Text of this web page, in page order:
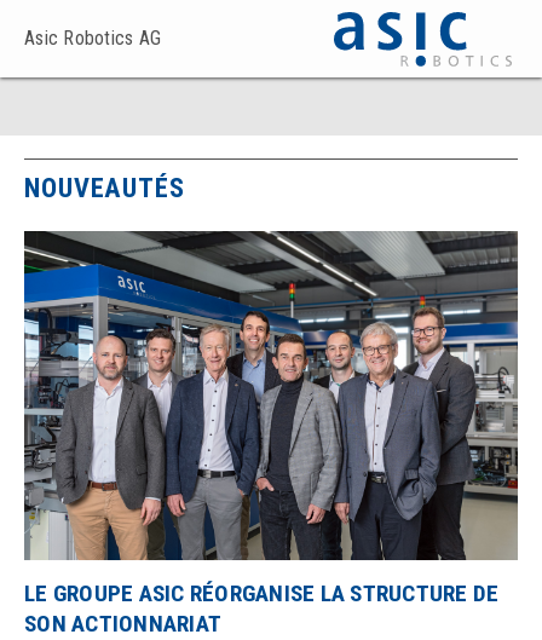
Asic Robotics AG
NOUVEAUTÉS
LE GROUPE ASIC RÉORGANISE LA STRUCTURE DE
SON ACTIONNARIAT